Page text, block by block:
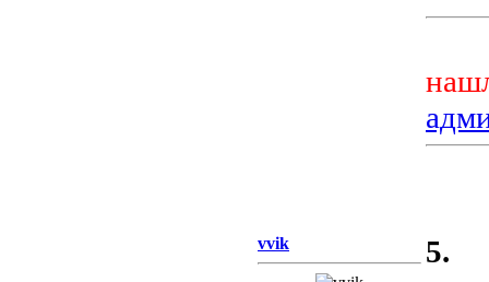
vvik
5.